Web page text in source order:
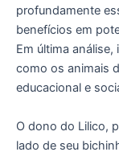
profundamente
benefícios em
Em última
como os animais
educacional e
O dono do Lilico,
lado de seu